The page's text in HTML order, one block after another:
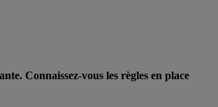
Connaissez-vous les règles en place